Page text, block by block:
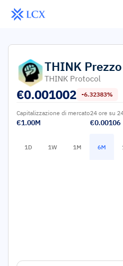
THINK Prezzo
THINK Protocol
€0.001002 -6.32383%
Capitalizzazione di mercato
€1.00M
24 ore su
€0.00106
1D 1W 1M 6M